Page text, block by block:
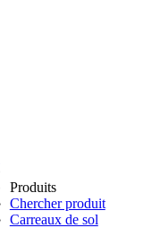
Produits
Chercher produit
Carreaux de sol